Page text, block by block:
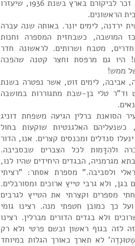
המופלאות באלבומים מסודרים, זכר לביקורם בארץ בשנת 1936, שיעזרו
הראשונים.
השלישית ירדנה, לימים יונר. באותה שנה עברה
המושבה, כשבחזית המספרה וחנות
מטבח ושרותים. לראשונה חדר
היו גם מרפסת וחצר קטנה שהפכה
ממש!
הצעירה, אביבה, לימים זוט, אשר נפטרה בשנת
זוט וד"ר טלי בן-שבת מתגוררות במושבה
הסואנת ברלין הגיעה משפחת דוניג
האלגנטיות שוקעות בחול
סנדלים ומכנסים קצרים. אנו, הדור
ולהִדָּמות לכל הצברים שבסביבה.
מגרמניה, הבגדים היחידים שהיו לנו,
ולסביבה." מספרת אסתר: "רציתי
ולא גרבי טייץ ארוכים ומסורבלים.
לקחתי מספרים וקצרתי את הטייץ לגרבים
כך כמובן חטפתי מנה. רצינו גומי
ולא בגדים הדורים מברלין. רצינו
זה לזה בגוף ראשון ובשם פרטי ולא רק
לא תארך כאורך הגלות במיוחד